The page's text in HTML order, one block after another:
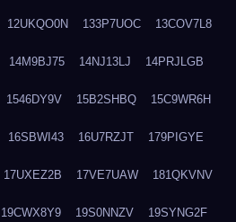
12UKQO0N 133P7UOC 13COV7L8
14M9BJ75 14NJ13LJ 14PRJLGB
1546DY9V 15B2SHBQ 15C9WR6H
16SBWI43 16U7RZJT 179PIGYE
17UXEZ2B 17VE7UAW 181QKVNV
19CWX8Y9 19S0NNZV 19SYNG2F